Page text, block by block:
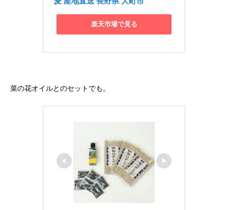
楽天市場で見る
菜の花オイルとのセットでも。